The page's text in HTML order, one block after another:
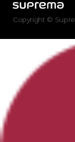
Copyright ©